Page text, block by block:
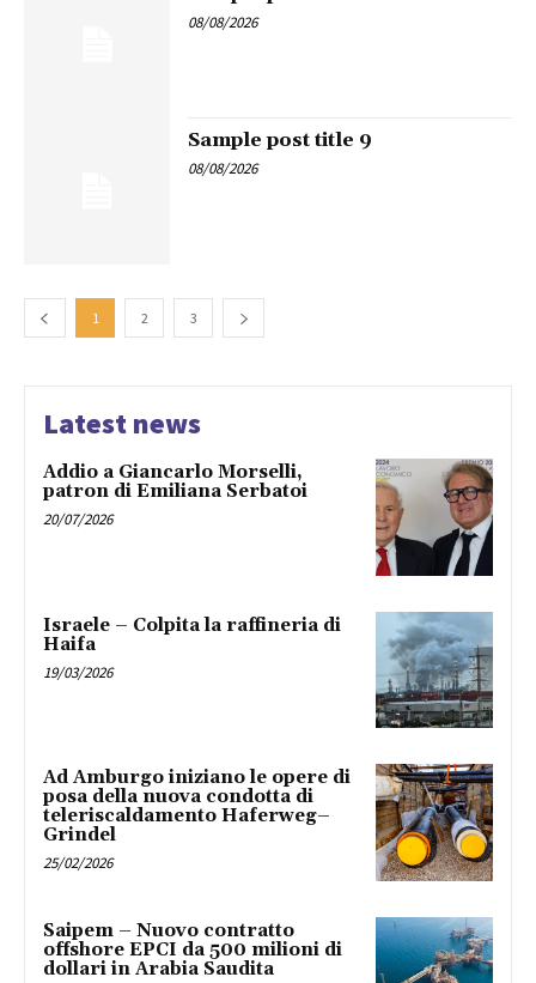
08/08/2026
Sample post title 9
08/08/2026
1 2 3
Latest news
Addio a Giancarlo Morselli,
patron di Emiliana Serbatoi
20/07/2026
Israele – Colpita la raffineria di
Haifa
19/03/2026
Ad Amburgo iniziano le opere di
posa della nuova condotta di
teleriscaldamento Haferweg–
Grindel
25/02/2026
Saipem – Nuovo contratto
offshore EPCI da 500 milioni di
dollari in Arabia Saudita